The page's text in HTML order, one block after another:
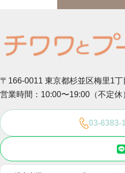
〒166-0011 東京都杉並区梅里1
営業時間：10:00〜19:00（不定休
03-6383-